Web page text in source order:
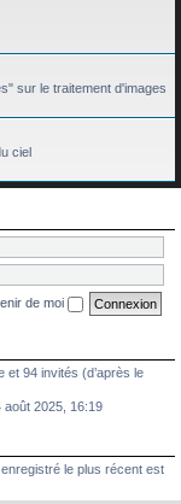
sur le traitement d'images
ciel
de moi
et 94 invités (d’après le
août 2025, 16:19
le plus récent est